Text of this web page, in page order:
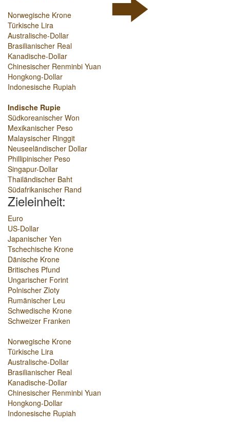
Norwegische Krone
Türkische Lira
Australische-Dollar
Brasilianischer Real
Kanadische-Dollar
Chinesischer Renminbi Yuan
Hongkong-Dollar
Indonesische Rupiah
Indische Rupie
Südkoreanischer Won
Mexikanischer Peso
Malaysischer Ringgit
Neuseeländischer Dollar
Phillipinischer Peso
Singapur-Dollar
Thailändischer Baht
Südafrikanischer Rand
Zieleinheit:
Euro
US-Dollar
Japanischer Yen
Tschechische Krone
Dänische Krone
Britisches Pfund
Ungarischer Forint
Polnischer Zloty
Rumänischer Leu
Schwedische Krone
Schweizer Franken
Norwegische Krone
Türkische Lira
Australische-Dollar
Brasilianischer Real
Kanadische-Dollar
Chinesischer Renminbi Yuan
Hongkong-Dollar
Indonesische Rupiah